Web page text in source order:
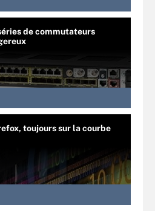
de commutateurs
toujours sur la courbe